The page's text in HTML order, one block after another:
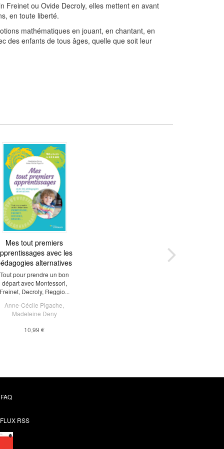
Freinet ou Ovide Decroly, elles mettent en avant
en toute liberté.
mathématiques en jouant, en chantant, en
des enfants de tous âges, quelle que soit leur
Les expériences de
sciences avec
Montessori
pour éveiller l'esprit
scientifique
Marie Ollier,Charlotte
Poussin
Mes tout premiers
avec les
alternatives
Tout pour prendre un bon
départ avec Montessori,
Freinet, Decroly, Reggio...
Anne-Cécile Pigache
Madeleine Deny
10,99 €
FAQ
FLUX RSS